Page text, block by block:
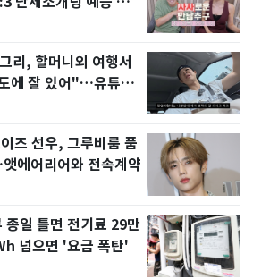
리, 할머니외 여행서
에 잘 있어"…유튜브
즈 선우, 그루비룸 품
에어리어와 전속계약
종일 틀면 전기료 29만
넘으면 '요금 폭탄'